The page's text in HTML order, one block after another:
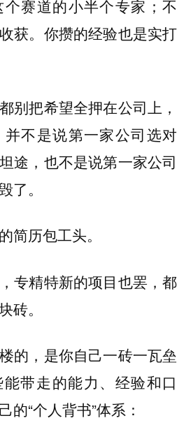
赛道的小半个专家；不
获。你攒的经验也是实打
别把希望全押在公司上，
不是说第一家公司选对
途，也不是说第一家公司
了。
简历包工头。
专精特新的项目也罢，都
砖。
的，是你自己一砖一瓦垒
带走的能力、经验和口
的“个人背书”体系：